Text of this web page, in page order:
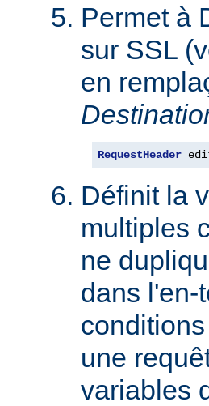
Permet à
sur SSL
en
RequestHeader
Définit la
multiples
ne
dans l'en-
une
variables